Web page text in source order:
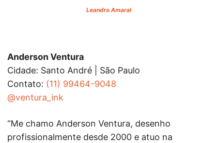
Leandro Amaral
Anderson Ventura
Cidade: Santo André | São Paulo
Contato: (11) 99464-9048
@ventura_ink
“Me chamo Anderson Ventura, desenho
profissionalmente desde 2000 e atuo na